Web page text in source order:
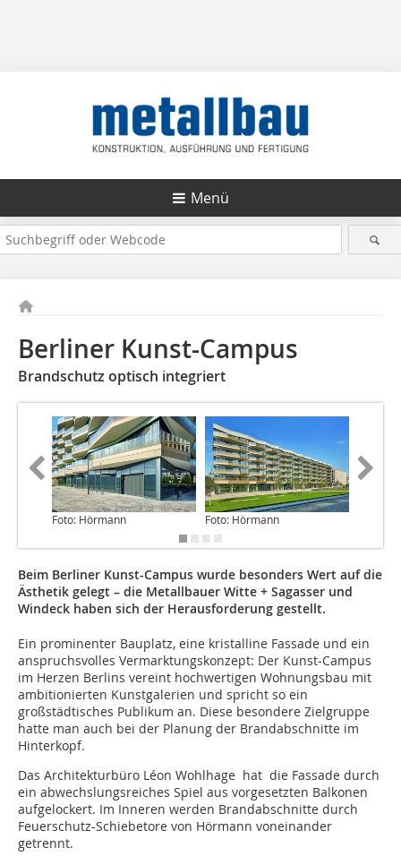
Menü
Berliner Kunst-Campus
Brandschutz optisch integriert
Foto: Hörmann Foto: Hörmann
Beim Berliner Kunst-Campus wurde besonders Wert auf die
Ästhetik gelegt – die Metallbauer Witte + Sagasser und
Windeck haben sich der Herausforderung gestellt.
Ein prominenter Bauplatz, eine kristalline Fassade und ein
anspruchsvolles Vermarktungskonzept: Der Kunst-Campus
im Herzen Berlins vereint hochwertigen Wohnungsbau mit
ambitionierten Kunstgalerien und spricht so ein
großstädtisches Publikum an. Diese besondere Zielgruppe
hatte man auch bei der Planung der Brandabschnitte im
Hinterkopf.
Das Architekturbüro Léon Wohlhage hat die Fassade durch
ein abwechslungsreiches Spiel aus vorgesetzten Balkonen
aufgelockert. Im Inneren werden Brandabschnitte durch
Feuerschutz-Schiebetore von Hörmann voneinander
getrennt.